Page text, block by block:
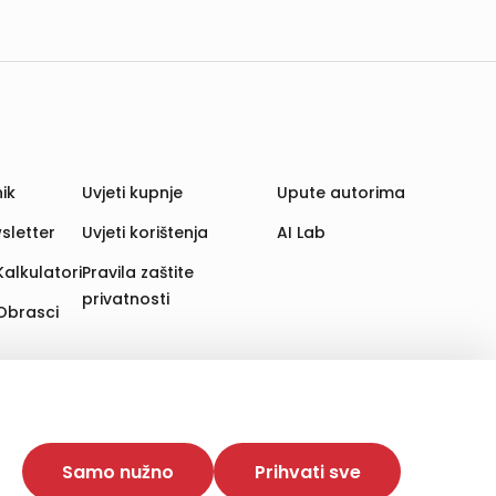
Time poboljšavamo korisničko iskustvo,
web stranica i uređaja u tu svrhu. Naši partneri
Opcija „Prihvati sve“ omogućuje postavljanje i
Samo nužno Prihvati sve
Uvjeti kupnje
Uvjeti korištenja
Pravila zaštite
privatnosti
Upute autorima
AI Lab